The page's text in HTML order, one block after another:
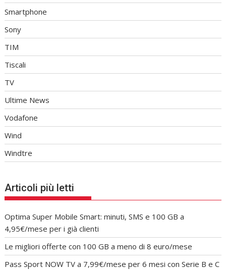
Smartphone
Sony
TIM
Tiscali
TV
Ultime News
Vodafone
Wind
Windtre
Articoli più letti
Optima Super Mobile Smart: minuti, SMS e 100 GB a
4,95€/mese per i già clienti
Le migliori offerte con 100 GB a meno di 8 euro/mese
Pass Sport NOW TV a 7,99€/mese per 6 mesi con Serie B e C